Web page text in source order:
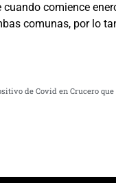
comience
comunas, por lo
de Covid en Crucero